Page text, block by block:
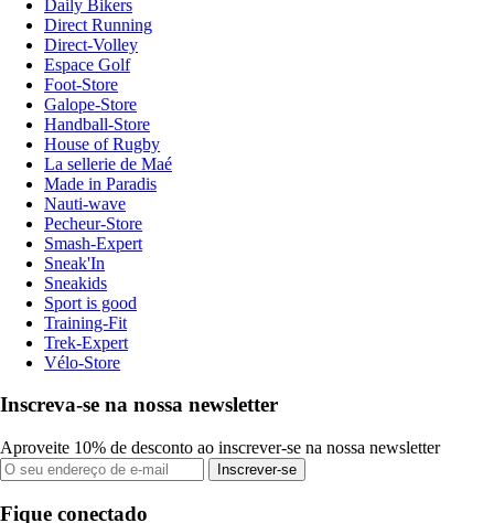
Daily Bikers
Direct Running
Direct-Volley
Espace Golf
Foot-Store
Galope-Store
Handball-Store
House of Rugby
La sellerie de Maé
Made in Paradis
Nauti-wave
Pecheur-Store
Smash-Expert
Sneak'In
Sneakids
Sport is good
Training-Fit
Trek-Expert
Vélo-Store
Inscreva-se na nossa newsletter
Aproveite 10% de desconto ao inscrever-se na nossa newsletter
Inscrever-se
Fique conectado